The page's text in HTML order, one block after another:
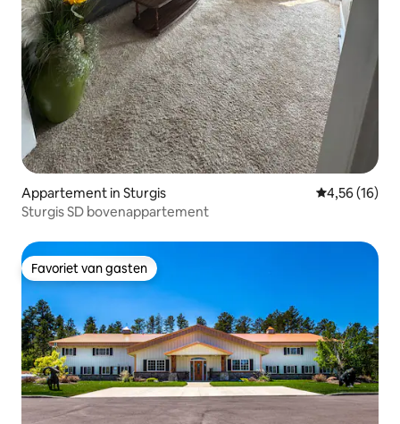
Appartement in Sturgis Gemiddelde
4,56 (16)
Sturgis SD bovenappartement
Favoriet van gasten
Favoriet van gasten